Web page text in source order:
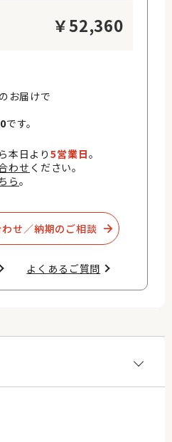
￥52,360
お届けで
です。
本日より5営業日。
わせ ください。
ら。
せ／納期のご相談​
よくあるご質問​